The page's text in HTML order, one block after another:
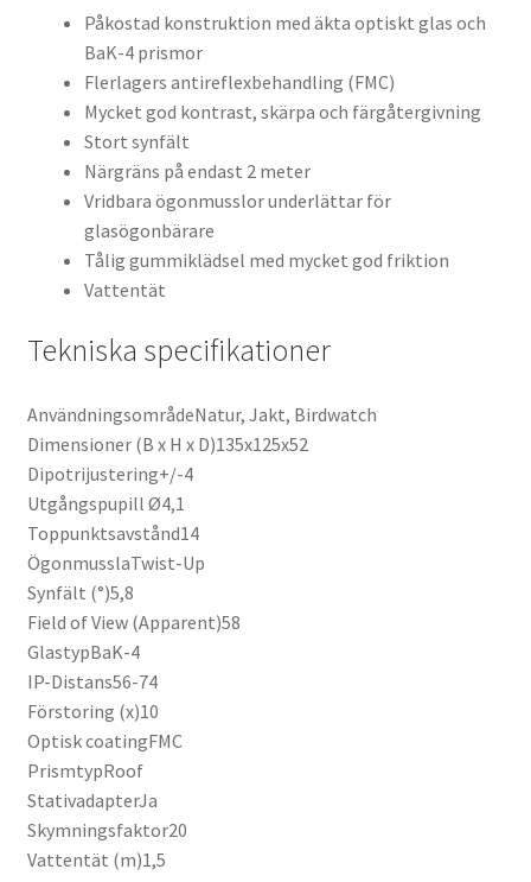
Påkostad konstruktion med äkta optiskt glas och
BaK-4 prismor
Flerlagers antireflexbehandling (FMC)
Mycket god kontrast, skärpa och färgåtergivning
Stort synfält
Närgräns på endast 2 meter
Vridbara ögonmusslor underlättar för
glasögonbärare
Tålig gummiklädsel med mycket god friktion
Vattentät
Tekniska specifikationer
AnvändningsområdeNatur, Jakt, Birdwatch
Dimensioner (B x H x D)135x125x52
Dipotrijustering+/-4
Utgångspupill Ø4,1
Toppunktsavstånd14
ÖgonmusslaTwist-Up
Synfält (°)5,8
Field of View (Apparent)58
GlastypBaK-4
IP-Distans56-74
Förstoring (x)10
Optisk coatingFMC
PrismtypRoof
StativadapterJa
Skymningsfaktor20
Vattentät (m)1,5